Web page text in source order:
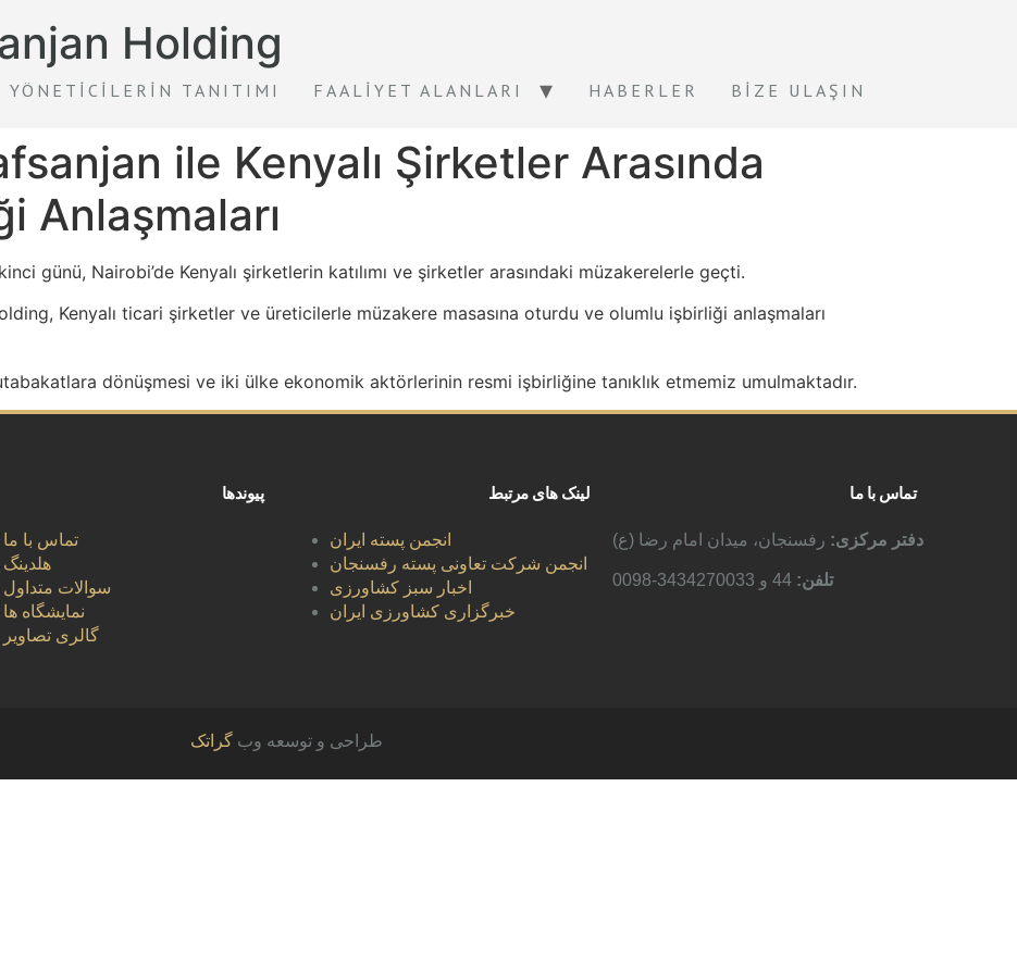
Holding
YÖNETICILERIN TANITIMI FAALIYET ALANLARI HABERLER BIZE ULAŞIN
ile Kenyalı Şirketler Arasında
Anlaşmaları
günü, Nairobi’de Kenyalı şirketlerin katılımı ve şirketler arasındaki müzakerelerle geçti.
Kenyalı ticari şirketler ve üreticilerle müzakere masasına oturdu ve olumlu işbirliği anlaşmaları
dönüşmesi ve iki ülke ekonomik aktörlerinin resmi işbirliğine tanıklık etmemiz umulmaktadır.
پیوندها
تماس با ما
هلدینگ
سوالات متداول
نمایشگاه ها
گالری تصاویر
لینک های مرتبط
انجمن پسته ایران
انجمن شرکت تعاونی پسته رفسنجان
اخبار سبز کشاورزی
خبرگزاری کشاورزی ایران
تماس با ما
دفتر مرکزی: رفسنجان، میدان امام رضا (ع)
تلفن:
طراحی و توسعه وبگراتک